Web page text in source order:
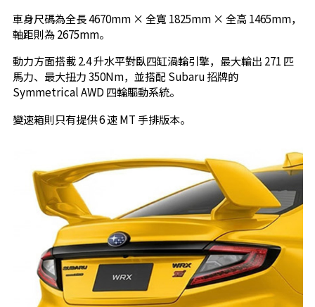
車身尺碼為全長 4670mm × 全寬 1825mm × 全高 1465mm，
軸距則為 2675mm。
動力方面搭載 2.4 升水平對臥四缸渦輪引擎，最大輸出 271 匹
馬力、最大扭力 350Nm，並搭配 Subaru 招牌的
Symmetrical AWD 四輪驅動系統。
變速箱則只有提供 6 速 MT 手排版本。